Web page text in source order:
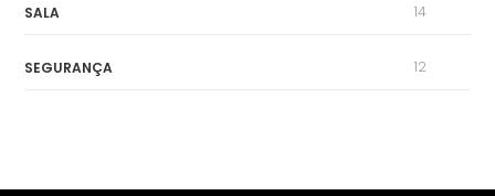
SALA 14
SEGURANÇA 12